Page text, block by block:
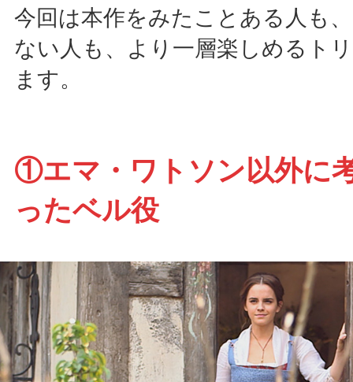
今回は本作をみたことある人も
ない人も、より一層楽しめるト
ます。
①エマ・ワトソン以外に
ったベル役